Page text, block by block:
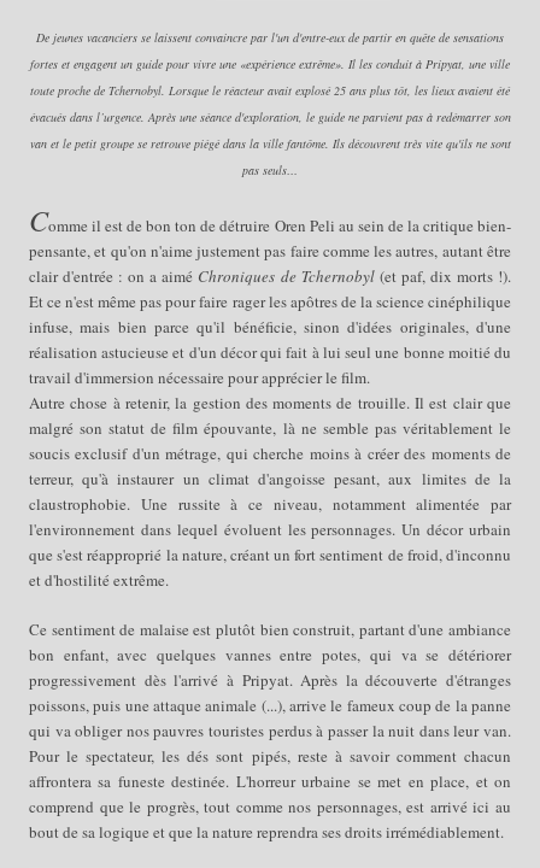
De jeunes vacanciers se laissent convaincre par l'un d'entre-eux de partir en quête de sensations
fortes et engagent un guide pour vivre une «expérience extrême». Il les conduit à Pripyat, une ville
toute proche de Tchernobyl. Lorsque le réacteur avait explosé 25 ans plus tôt, les lieux avaient été
évacués dans l’urgence. Après une séance d'exploration, le guide ne parvient pas à redémarrer son
van et le petit groupe se retrouve piégé dans la ville fantôme. Ils découvrent très vite qu'ils ne sont
pas seuls…
Comme il est de bon ton de détruire Oren Peli au sein de la critique bien-
pensante, et qu'on n'aime justement pas faire comme les autres, autant être
clair d'entrée : on a aimé Chroniques de Tchernobyl(et paf, dix morts !).
Et ce n'est même pas pour faire rager les apôtres de la science cinéphilique
infuse, mais bien parce qu'il bénéficie, sinon d'idées originales, d'une
réalisation astucieuse et d'un décor qui fait à lui seul une bonne moitié du
travail d'immersion nécessaire pour apprécier le film.
Autre chose à retenir, la gestion des moments de trouille. Il est clair que
malgré son statut de film épouvante, là ne semble pas véritablement le
soucis exclusif d'un métrage, qui cherche moins à créer des moments de
terreur, qu'à instaurer un climat d'angoisse pesant, aux limites de la
claustrophobie. Une russite à ce niveau, notamment alimentée par
l'environnement dans lequel évoluent les personnages. Un décor urbain
que s'est réapproprié la nature, créant un fort sentiment de froid, d'inconnu
et d'hostilité extrême.
Ce sentiment de malaise est plutôt bien construit, partant d'une ambiance
bon enfant, avec quelques vannes entre potes, qui va se détériorer
progressivement dès l'arrivé à Pripyat. Après la découverte d'étranges
poissons, puis une attaque animale (...), arrive le fameux coup de la panne
qui va obliger nos pauvres touristes perdus à passer la nuit dans leur van.
Pour le spectateur, les dés sont pipés, reste à savoir comment chacun
affrontera sa funeste destinée. L'horreur urbaine se met en place, et on
comprend que le progrès, tout comme nos personnages, est arrivé ici au
bout de sa logique et que la nature reprendra ses droits irrémédiablement.